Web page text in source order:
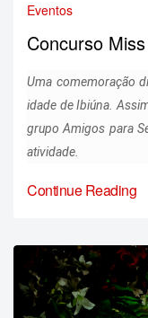
Eventos
Concurso
Uma comemoração
idade de Ibiúna.
grupo Amigos para
atividade.
Continue Reading